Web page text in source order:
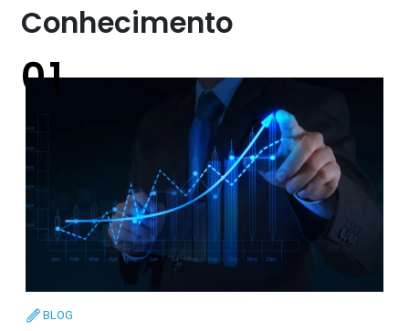
Conhecimento
BLOG